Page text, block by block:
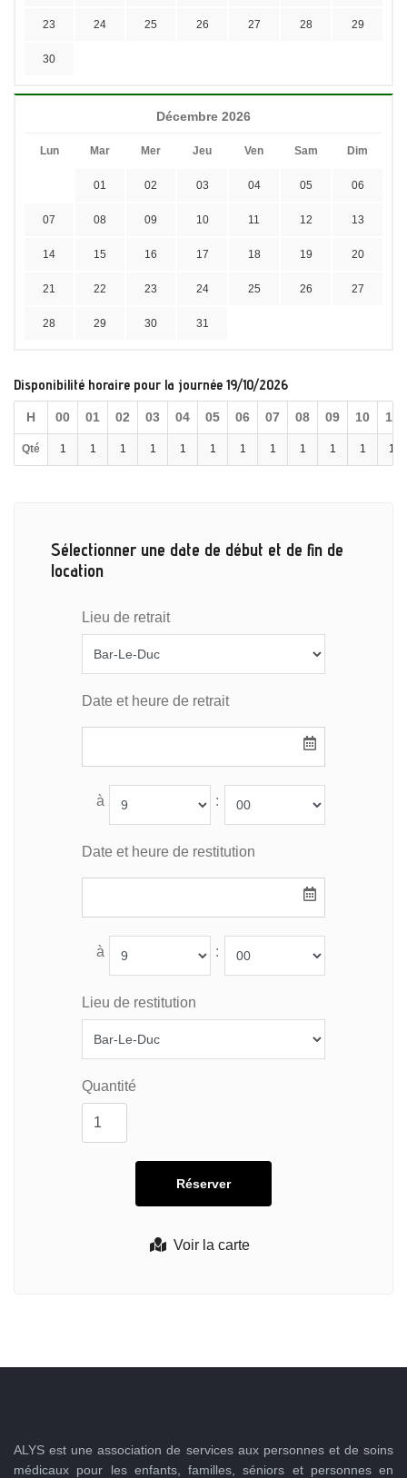
23 24 25 26 27 28 29
30
Décembre 2026
Lun Mar Mer Jeu Ven Sam Dim
01 02 03 04 05 06
07 08 09 10 11 12 13
14 15 16 17 18 19 20
21 22 23 24 25 26 27
28 29 30 31
Disponibilité horaire pour la journée 19/10/2026
H 00 01 02 03 04 05 06 07 08 09 10 11
Qté 1 1 1 1 1 1 1 1 1 1 1 1
Sélectionner une date de début et de fin de
location
Voir la carte
Lieu de retrait
Date et heure de retrait
à :
Date et heure de restitution
à :
Lieu de restitution
Quantité
ALYS est une association de services aux personnes et de soins
médicaux pour les enfants, familles, séniors et personnes en